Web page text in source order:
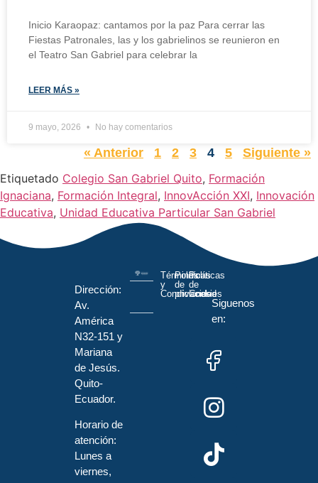
Inicio Karaopaz: cantamos por la paz Para cerrar las
Fiestas Patronales, las y los gabrielinos se reunieron en
el Teatro San Gabriel para celebrar la
LEER MÁS »
9 mayo, 2026 No hay comentarios
« Anterior 1 2 3 4 5
Siguiente »
Etiquetado Colegio San Gabriel Quito, Formación
Ignaciana, Formación Integral, InnovAcción XXI, Innovación
Educativa, Unidad Educativa Particular San Gabriel
Dirección:
Av.
América
N32-151 y
Mariana
de Jesús.
Quito-
Ecuador.
Horario de
atención:
Lunes a
viernes,
Términos
y
Condiciones
Políticas
de
privacidad
Políticas
de
Cookies
Siguenos
en: